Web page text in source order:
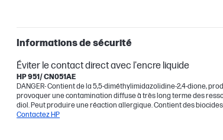
Informations de sécurité
Éviter le contact direct avec l'encre liquide
HP 951/ CN051AE
DANGER- Contient de la 5,5-diméthylimidazolidine-2,4-dione,
provoquer une contamination diffuse à très long terme des
diol. Peut produire une réaction allergique. Contient des
Contactez HP